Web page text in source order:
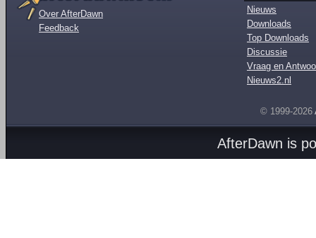
Over AfterDawn
Feedback
Nieuws
Downloads
Top Downloads
Discussie
Vraag en
Nieuws2.nl
© 1999-2026
AfterDawn is